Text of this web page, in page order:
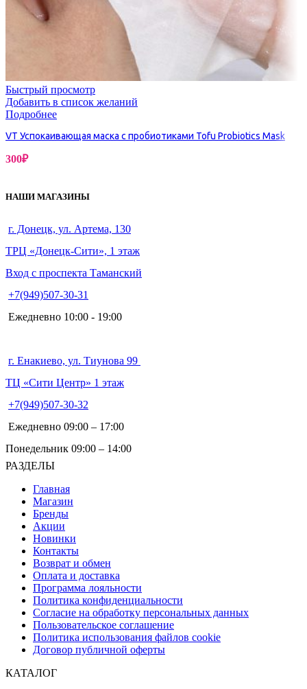
Быстрый просмотр
Добавить в список желаний
Подробнее
VT Успокаивающая маска с пробиотиками Tofu Probiotics Mask
300₽
НАШИ МАГАЗИНЫ
г. Донецк, ул. Артема, 130
ТРЦ «Донецк-Сити», 1 этаж
Вход с проспекта Таманский
+7(949)507-30-31
Ежедневно 10:00 - 19:00
г. Енакиево, ул. Тиунова 99
ТЦ «Сити Центр» 1 этаж
+7(949)507-30-32
Ежедневно 09:00 – 17:00
Понедельник 09:00 – 14:00
РАЗДЕЛЫ
Главная
Магазин
Бренды
Акции
Новинки
Контакты
Возврат и обмен
Оплата и доставка
Программа лояльности
Политика конфиденциальности
Согласие на обработку персональных данных
Пользовательское соглашение
Политика использования файлов cookie
Договор публичной оферты
КАТАЛОГ